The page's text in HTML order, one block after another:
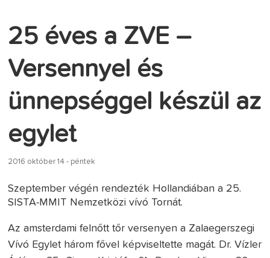
25 éves a ZVE –
Versennyel és
ünnepséggel készül az
egylet
2016 október 14 - péntek
Szeptember végén rendezték Hollandiában a 25.
SISTA-MMIT Nemzetközi vívó Tornát.
Az amsterdami felnőtt tőr versenyen a Zalaegerszegi
Vívó Egylet három fővel képviseltette magát. Dr. Vízler